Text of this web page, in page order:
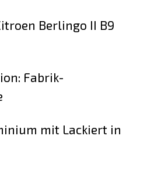
Berlingo II B9
Fabrik-
mit Lackiert in